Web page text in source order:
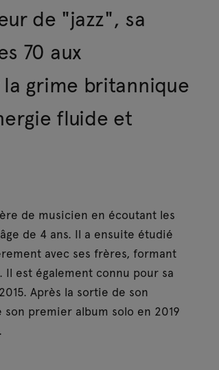
de "jazz", sa
70 aux
la grime britannique
fluide et
de musicien en écoutant les
de 4 ans. Il a ensuite étudié
avec ses frères, formant
est également connu pour sa
Après la sortie de son
premier album solo en 2019